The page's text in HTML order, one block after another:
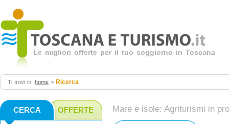
Le migliori offerte per il tuo soggiorno in Toscana
Ti trovi in: home > Ricerca
Mare e isole: Agriturismi in
CERCA OFFERTE